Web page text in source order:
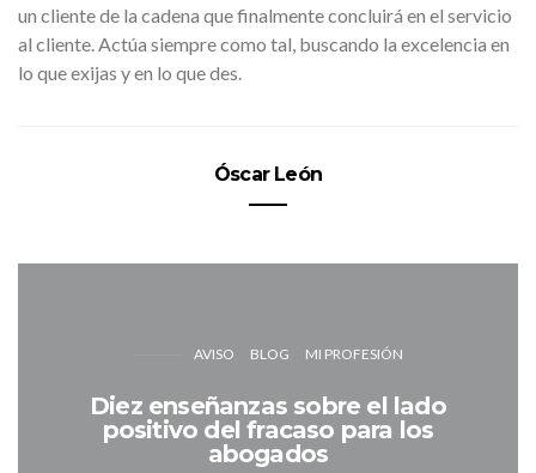
un cliente de la cadena que finalmente concluirá en el servicio
al cliente. Actúa siempre como tal, buscando la excelencia en
lo que exijas y en lo que des.
Óscar León
AVISO BLOG MI PROFESIÓN
Diez enseñanzas sobre el lado
positivo del fracaso para los
abogados